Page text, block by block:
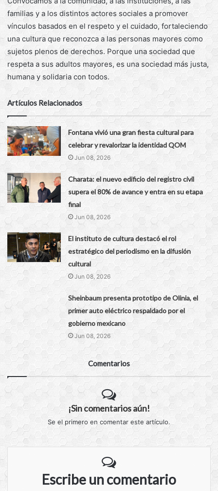
familias y a los distintos actores sociales a promover
vínculos basados en el respeto y el cuidado, fortaleciendo
una cultura que reconozca a las personas mayores como
sujetos plenos de derechos. Porque una sociedad que
respeta a sus adultos mayores, es una sociedad más justa,
humana y solidaria con todos.
Artículos Relacionados
Fontana vivió una gran fiesta cultural para
celebrar y revalorizar la identidad QOM
Jun 08, 2026
Charata: el nuevo edificio del registro civil
supera el 80% de avance y entra en su etapa
final
Jun 08, 2026
El instituto de cultura destacó el rol
estratégico del periodismo en la difusión
cultural
Jun 08, 2026
Sheinbaum presenta prototipo de Olinia, el
primer auto eléctrico respaldado por el
gobierno mexicano
Jun 08, 2026
Comentarios
¡Sin comentarios aún!
Se el primero en comentar este artículo.
Escribe un comentario